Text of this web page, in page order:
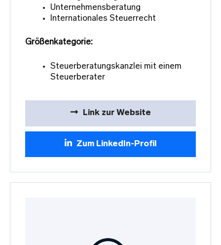
Unternehmensberatung
Internationales Steuerrecht
Größenkategorie:
Steuerberatungskanzlei mit einem
Steuerberater
Link zur Website
Zum LinkedIn-Profil